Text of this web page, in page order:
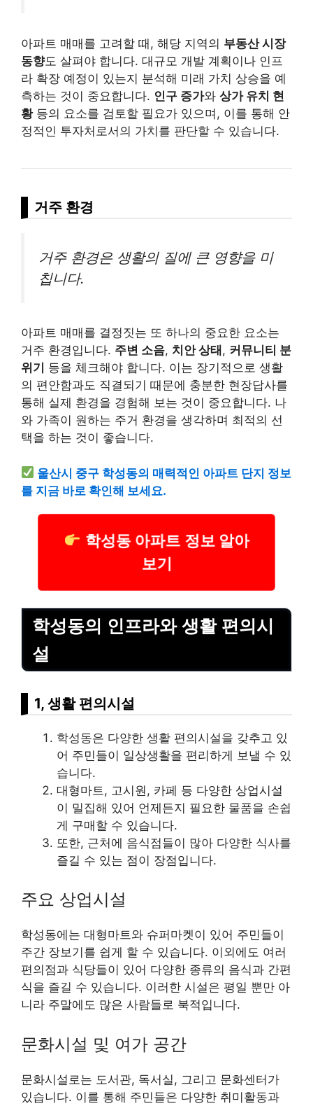
아파트 매매를 고려할 때, 해당 지역의 부동산 시장
동향도 살펴야 합니다. 대규모 개발 계획이나 인프
라 확장 예정이 있는지 분석해 미래 가치 상승을 예
측하는 것이 중요합니다. 인구 증가와 상가 유치 현
황등의 요소를 검토할 필요가 있으며, 이를 통해 안
정적인 투자처로서의 가치를 판단할 수 있습니다.
거주 환경
거주 환경은 생활의 질에 큰 영향을 미
칩니다.
아파트 매매를 결정짓는 또 하나의 중요한 요소는
거주 환경입니다. 주변 소음, 치안 상태 , 커뮤니티 분
위기
등을 체크해야 합니다. 이는 장기적으로 생활
의 편안함과도 직결되기 때문에 충분한 현장답사를
통해 실제 환경을 경험해 보는 것이 중요합니다. 나
와 가족이 원하는 주거 환경을 생각하며 최적의 선
택을 하는 것이 좋습니다.
울산시 중구 학성동의 매력적인 아파트 단지 정보
를 지금 바로 확인해 보세요.
학성동 아파트 정보 알아
보기
학성동의 인프라와 생활 편의시
설
1, 생활 편의시설
학성동은 다양한 생활 편의시설을 갖추고 있
어 주민들이 일상생활을 편리하게 보낼 수 있
습니다.
대형마트, 고시원, 카페 등 다양한 상업시설
이 밀집해 있어 언제든지 필요한 물품을 손쉽
게 구매할 수 있습니다.
또한, 근처에 음식점들이 많아 다양한 식사를
즐길 수 있는 점이 장점입니다.
주요 상업시설
학성동에는 대형마트와 슈퍼마켓이 있어 주민들이
주간 장보기를 쉽게 할 수 있습니다. 이외에도 여러
편의점과 식당들이 있어 다양한 종류의 음식과 간편
식을 즐길 수 있습니다. 이러한 시설은 평일 뿐만 아
니라 주말에도 많은 사람들로 북적입니다.
문화시설 및 여가 공간
문화시설로는 도서관, 독서실, 그리고 문화센터가
있습니다. 이를 통해 주민들은 다양한 취미활동과